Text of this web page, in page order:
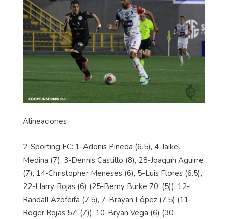
Alineaciones
2-Sporting FC: 1-Adonis Pineda (6.5), 4-Jaikel
Medina (7), 3-Dennis Castillo (8), 28-Joaquín Aguirre
(7), 14-Christopher Meneses (6), 5-Luis Flores (6.5),
22-Harry Rojas (6) (25-Berny Burke 70' (5)), 12-
Randall Azofeifa (7.5), 7-Brayan López (7.5) (11-
Roger Rojas 57' (7)), 10-Bryan Vega (6) (30-